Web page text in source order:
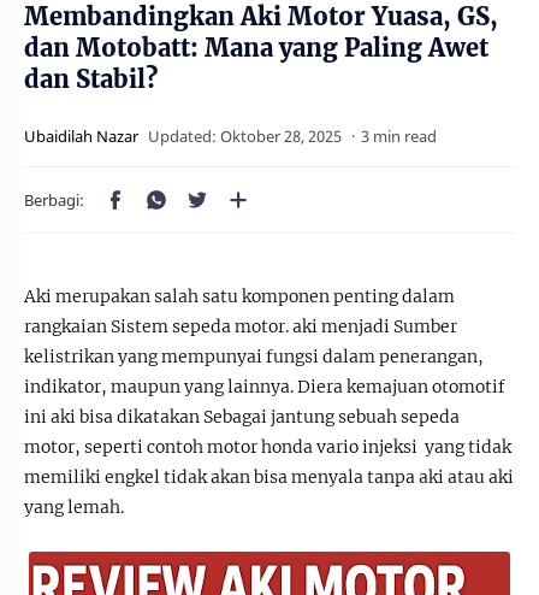
Membandingkan Aki Motor Yuasa, GS,
dan Motobatt: Mana yang Paling Awet
dan Stabil?
3 min read
Aki merupakan salah satu komponen penting dalam
rangkaian Sistem sepeda motor. aki menjadi Sumber
kelistrikan yang mempunyai fungsi dalam penerangan,
indikator, maupun yang lainnya. Diera kemajuan otomotif
ini aki bisa dikatakan Sebagai jantung sebuah sepeda
motor, seperti contoh motor honda vario injeksi yang tidak
memiliki engkel tidak akan bisa menyala tanpa aki atau aki
yang lemah.